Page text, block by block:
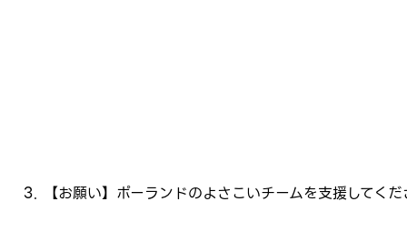
【お願い】ポーランドのよさこいチームを支援してく